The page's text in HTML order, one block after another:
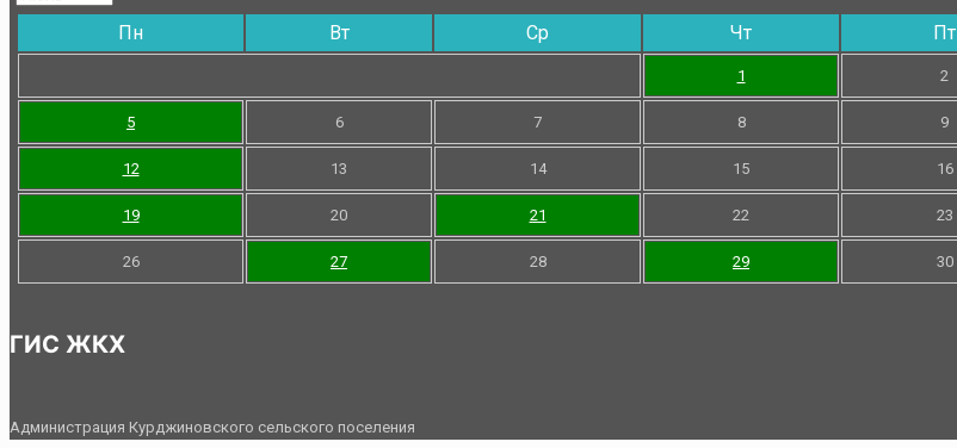
Пн Вт Ср Чт Пт
1 2
5 6 7 8 9
12 13 14 15 16
19 20 21 22 23
26 27 28 29 30
ГИС ЖКХ
Администрация Курджиновского сельского поселения